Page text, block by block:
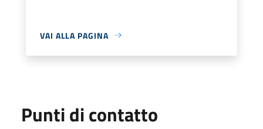
VAI ALLA PAGINA
Punti di contatto